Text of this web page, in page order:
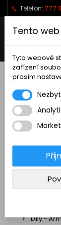
Telefon: 777

RC AUTA
Auta na
Náhradní
Díly -
Tento
Tyto webové
zařízení
prosím